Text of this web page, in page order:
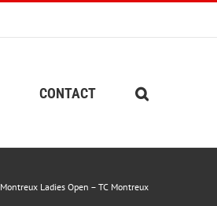
CONTACT
Montreux Ladies Open – TC Montreux